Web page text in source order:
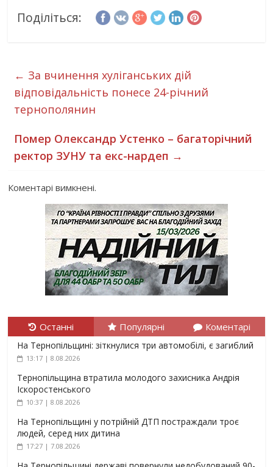
Поділіться:
← За вчинення хуліганських дій
відповідальність понесе 24-річний
тернополянин
Помер Олександр Устенко – багаторічний
ректор ЗУНУ та екс-нардеп →
Коментарі вимкнені.
Останні Популярні Коментарі
На Тернопільщині: зіткнулися три автомобілі, є загиблий
13:17 | 8.08.2026
Тернопільщина втратила молодого захисника Андрія
Іскоростенського
10:37 | 8.08.2026
На Тернопільщині у потрійній ДТП постраждали троє
людей, серед них дитина
17:27 | 7.08.2026